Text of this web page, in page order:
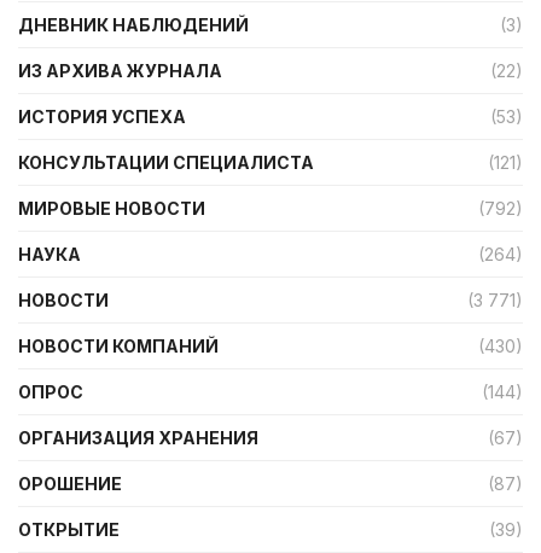
ДНЕВНИК НАБЛЮДЕНИЙ (3)
ИЗ АРХИВА ЖУРНАЛА (22)
ИСТОРИЯ УСПЕХА (53)
КОНСУЛЬТАЦИИ СПЕЦИАЛИСТА (121)
МИРОВЫЕ НОВОСТИ (792)
НАУКА (264)
НОВОСТИ (3 771)
НОВОСТИ КОМПАНИЙ (430)
ОПРОС (144)
ОРГАНИЗАЦИЯ ХРАНЕНИЯ (67)
ОРОШЕНИЕ (87)
ОТКРЫТИЕ (39)